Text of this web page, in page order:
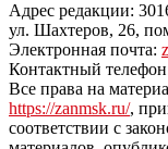
Адрес редакции:
ул. Шахтеров, 26,
Электронная почта:
Контактный
Все права на
https://zanmsk.ru/,
соответствии с